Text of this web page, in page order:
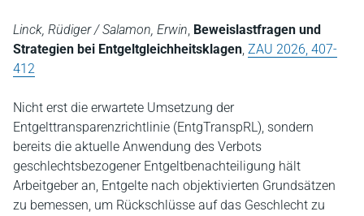
Linck, Rüdiger / Salamon, Erwin, Beweislastfragen und
Strategien bei Entgeltgleichheitsklagen, ZAU 2026, 407-
412
Nicht erst die erwartete Umsetzung der
Entgelttransparenzrichtlinie (EntgTranspRL), sondern
bereits die aktuelle Anwendung des Verbots
geschlechtsbezogener Entgeltbenachteiligung hält
Arbeitgeber an, Entgelte nach objektivierten Grundsätzen
zu bemessen, um Rückschlüsse auf das Geschlecht zu